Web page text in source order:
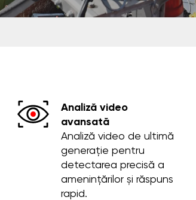
Analiză video
avansată
Analiză video de ultimă
generație pentru
detectarea precisă a
amenințărilor și răspuns
rapid.